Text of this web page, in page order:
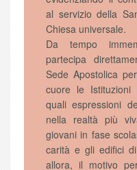
al servizio della
Chiesa universale.
Da tempo
partecipa
Sede Apostolica
cuore le Istituzioni
quali espressioni
nella realtà più
giovani in fase
carità e gli edifici
allora, il motivo